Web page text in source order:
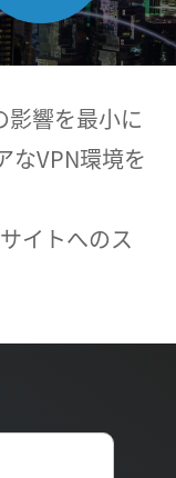
響を最小に
なVPN環境を
イトへのス